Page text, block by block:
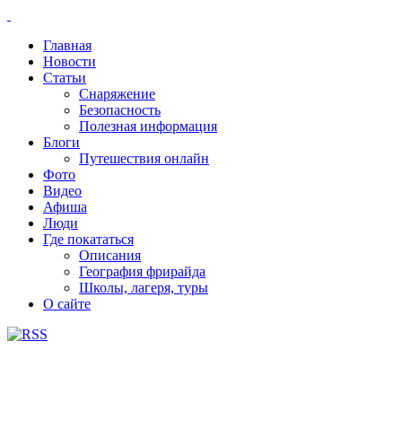
Главная
Новости
Статьи
Снаряжение
Безопасность
Полезная информация
Блоги
Путешествия онлайн
Фото
Видео
Афиша
Люди
Где покататься
Описания
География фрирайда
Школы, лагеря, туры
О сайте